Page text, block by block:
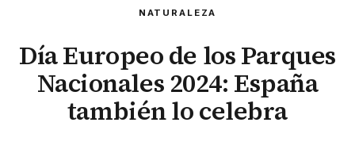
NATURALEZA
Día Europeo de los Parques
Nacionales 2024: España
también lo celebra